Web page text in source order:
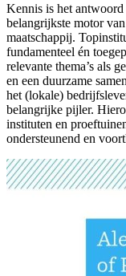
Kennis is het
belangrijkste motor
maatschappij.
fundamenteel én
relevante thema’s als
en een duurzame
het (lokale)
belangrijke pijler.
instituten en
ondersteunend en